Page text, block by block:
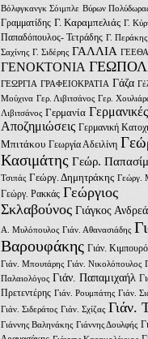
Βόλφγκανγκ Σόιμπλε Βύρων
Γραμματίδης Γ. Καραμπελιάς Γ.
Παπαδόπουλος- Τετράδης Γ. Περάκης
Σαχίνης Γ. Σιδέρης ΓΑΛΛΙΑ ΓΕΕΘΑ
ΓΕΝΟΚΤΟΝΙΑ
ΓΕΩΡΓΙΑ ΓΡΑΦΕΙΟΚΡΑΤΙΑ Γάζα
Μούχινα Γερ. Λιβιτσάνος Γερ.
Λιβιτσάνος Γερμανία Γερμανικές
Αποζημιώσεις Γερμανική
Μπιτάκου Γεωργία Αδειλίνη
Κασιμάτης Γεώρ.
Τσιπάς Γεώργ. Δημητράκης Γεώργ.
Γεώργ. Ρακκάς Γεώργιος
Σκλαβούνος Γιάγκος
Α. Μυλόπουλος Γιάν. Αθανασιάδης
Βαρουφάκης Γιάν.
Γιάν. Μπουτάρης Γιάν. Νικολόπουλος
Παλαιολόγος Γιάν. Παπαμιχαήλ
Πρετεντέρης Γιάν. Ρουμπάτης Γιάν.
Γιάν. Σιδεράτος Γιάν. Σχίζας Γιάν.
Γιάννης Βαληνάκης Γιάννης Δουλφής